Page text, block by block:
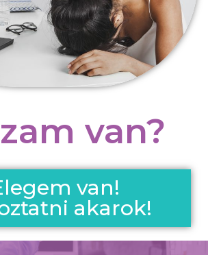
van?
van!
akarok!